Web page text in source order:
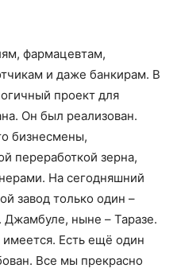
фармацевтам,
и даже банкирам. В
проект для
Он был реализован.
бизнесмены,
переработкой зерна,
На сегодняшний
завод только один –
Джамбуле, ныне – Таразе.
Есть ещё один
Все мы прекрасно